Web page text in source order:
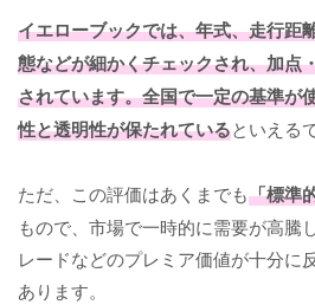
イエローブックでは、年式、走行距
態などが細かくチェックされ、加点
されています。全国で一定の基準が
性と透明性が保たれているといえる
ただ、この評価はあくまでも「標準
もので、市場で一時的に需要が高騰
レードなどのプレミア価値が十分に
あります。